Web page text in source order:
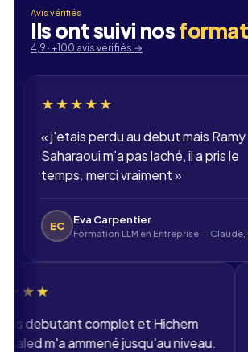
Avis vérifiés
Ils ont suivi nos
4,9 · +100 avis vérifiés →
perdu au debut mais Ramy
m'a pas laché, il a pris le
merci vraiment»
Eva Carpentier
Formation LLM en Entreprise — Claude, ChatGPT, Mistral
★★★★★
«j'etais debutant complet et Hichem
Benkhaled m'a ammené jusqu'au